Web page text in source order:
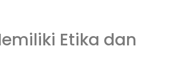
Etika dan